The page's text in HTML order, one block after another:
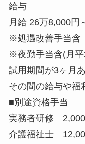
給与
月給 26万8,000円
※処遇改善手当含
※夜勤手当含(月平
試用期間が3ヶ月あ
その間の給与や福
■別途資格手当
実務者研修 2,000
介護福祉士